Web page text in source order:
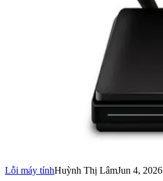
Lỗi máy tínhHuỳnh Thị LâmJun 4, 2026